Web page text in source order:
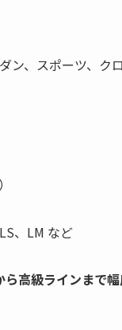
ン、スポーツ、ク
、LM など
ら高級ラインまで